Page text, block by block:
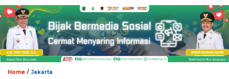
Home / Jakarta